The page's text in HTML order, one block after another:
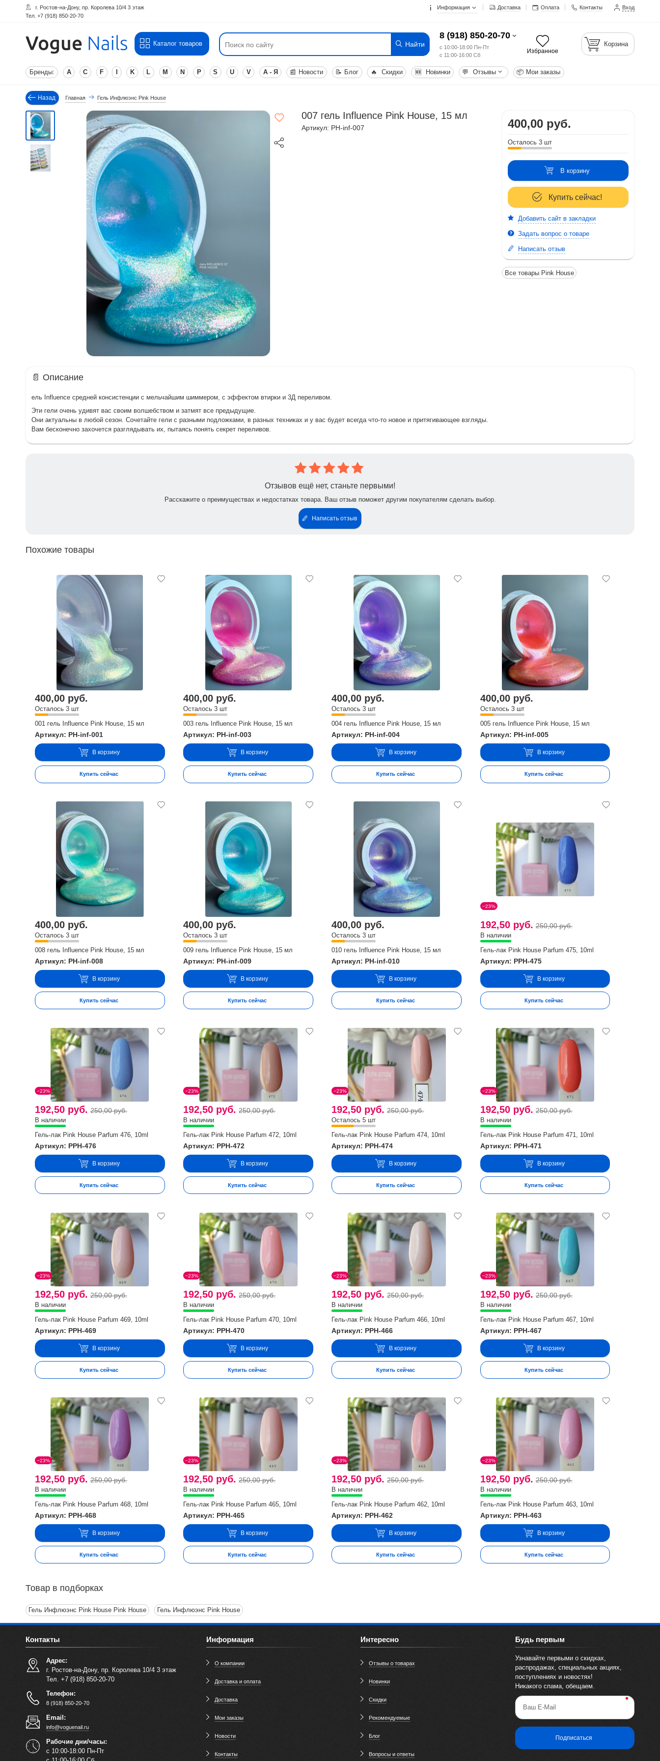
г. Ростов-на-Дону, пр. Королева 10/4 3 этаж
Тел. +7 (918) 850-20-70
Информация Доставка Оплата Контакты Вход
Каталог товаров Найти
8 (918) 850-20-70
с 10:00-18:00 Пн-Пт
с 11:00-16:00 Сб
Избранное
Корзина
Бренды: A C F K L M N P S U V А - Я 📰 Новости 📝 Блог 🔥 Скидки 🆕 Новинки 💬 Отзывы 📦 Мои заказы
Назад Главная Гель Инфлюэнс Pink House
007 гель Influence Pink House, 15 мл
Артикул: PH-inf-007 400,00 руб.
Осталось 3 шт
В корзину
Купить сейчас!
Добавить сайт в закладки
Задать вопрос о товаре
Написать отзыв
Все товары Pink House
📄 Описание
ель Influence средней консистенции с мельчайшим шиммером, с эффектом втирки и 3Д переливом.
Эти гели очень удивят вас своим волшебством и затмят все предыдущие.
Они актуальны в любой сезон. Сочетайте гели с разными подложками, в разных техниках и у вас будет всегда что-то новое и притягивающее взгляды.
Вам бесконечно захочется разглядывать их, пытаясь понять секрет переливов.
Отзывов ещё нет, станьте первыми!
Расскажите о преимуществах и недостатках товара. Ваш отзыв поможет другим покупателям сделать выбор.
Написать отзыв
Похожие товары
400,00 руб.
Осталось 3 шт
001 гель Influence Pink House, 15 мл
Артикул: PH-inf-001
В корзину
Купить сейчас
400,00 руб.
Осталось 3 шт
003 гель Influence Pink House, 15 мл
Артикул: PH-inf-003
В корзину
Купить сейчас
400,00 руб.
Осталось 3 шт
004 гель Influence Pink House, 15 мл
Артикул: PH-inf-004
В корзину
Купить сейчас
400,00 руб.
Осталось 3 шт
005 гель Influence Pink House, 15 мл
Артикул: PH-inf-005
В корзину
Купить сейчас
400,00 руб.
Осталось 3 шт
008 гель Influence Pink House, 15 мл
Артикул: PH-inf-008
В корзину
Купить сейчас
400,00 руб.
Осталось 3 шт
009 гель Influence Pink House, 15 мл
Артикул: PH-inf-009
В корзину
Купить сейчас
400,00 руб.
Осталось 3 шт
010 гель Influence Pink House, 15 мл
Артикул: PH-inf-010
В корзину
Купить сейчас
−23%
192,50 руб. 250,00 руб.
В наличии
Гель-лак Pink House Parfum 475, 10ml
Артикул: PPH-475
В корзину
Купить сейчас
−23%
192,50 руб. 250,00 руб.
В наличии
Гель-лак Pink House Parfum 476, 10ml
Артикул: PPH-476
В корзину
Купить сейчас
−23%
192,50 руб. 250,00 руб.
В наличии
Гель-лак Pink House Parfum 472, 10ml
Артикул: PPH-472
В корзину
Купить сейчас
−23%
192,50 руб. 250,00 руб.
Осталось 5 шт
Гель-лак Pink House Parfum 474, 10ml
Артикул: PPH-474
В корзину
Купить сейчас
−23%
192,50 руб. 250,00 руб.
В наличии
Гель-лак Pink House Parfum 471, 10ml
Артикул: PPH-471
В корзину
Купить сейчас
−23%
192,50 руб. 250,00 руб.
В наличии
Гель-лак Pink House Parfum 469, 10ml
Артикул: PPH-469
В корзину
Купить сейчас
−23%
192,50 руб. 250,00 руб.
В наличии
Гель-лак Pink House Parfum 470, 10ml
Артикул: PPH-470
В корзину
Купить сейчас
−23%
192,50 руб. 250,00 руб.
В наличии
Гель-лак Pink House Parfum 466, 10ml
Артикул: PPH-466
В корзину
Купить сейчас
−23%
192,50 руб. 250,00 руб.
В наличии
Гель-лак Pink House Parfum 467, 10ml
Артикул: PPH-467
В корзину
Купить сейчас
−23%
192,50 руб. 250,00 руб.
В наличии
Гель-лак Pink House Parfum 468, 10ml
Артикул: PPH-468
В корзину
Купить сейчас
−23%
192,50 руб. 250,00 руб.
В наличии
Гель-лак Pink House Parfum 465, 10ml
Артикул: PPH-465
В корзину
Купить сейчас
−23%
192,50 руб. 250,00 руб.
В наличии
Гель-лак Pink House Parfum 462, 10ml
Артикул: PPH-462
В корзину
Купить сейчас
−23%
192,50 руб. 250,00 руб.
В наличии
Гель-лак Pink House Parfum 463, 10ml
Артикул: PPH-463
В корзину
Купить сейчас
Товар в подборках
Гель Инфлюэнс Pink House Pink House Гель Инфлюэнс Pink House
Контакты
Адрес:
г. Ростов-на-Дону, пр. Королева 10/4 3 этаж
Тел. +7 (918) 850-20-70
Телефон:
8 (918) 850-20-70
Email:
info@voguenail.ru
Рабочие дни/часы:
с 10:00-18:00 Пн-Пт
Информация
О компании
Доставка и оплата
Доставка
Мои заказы
Новости
Контакты
Интересно
Отзывы о товарах
Новинки
Скидки
Рекомендуемые
Блог
Вопросы и ответы
Будь первым
Узнавайте первыми о скидках,
распродажах, специальных акциях,
поступлениях и новостях!
Никакого спама, обещаем.
Ваш E-Mail
Подписаться